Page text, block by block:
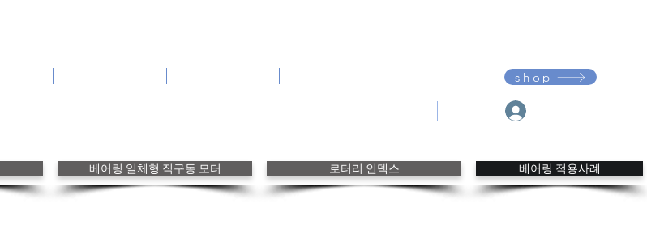
shop
베어링 일체형 직구동 모터 로터리 인덱스 베어링 적용사례